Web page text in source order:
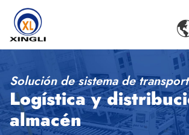
Solución de sistema de
Logística y
almacén